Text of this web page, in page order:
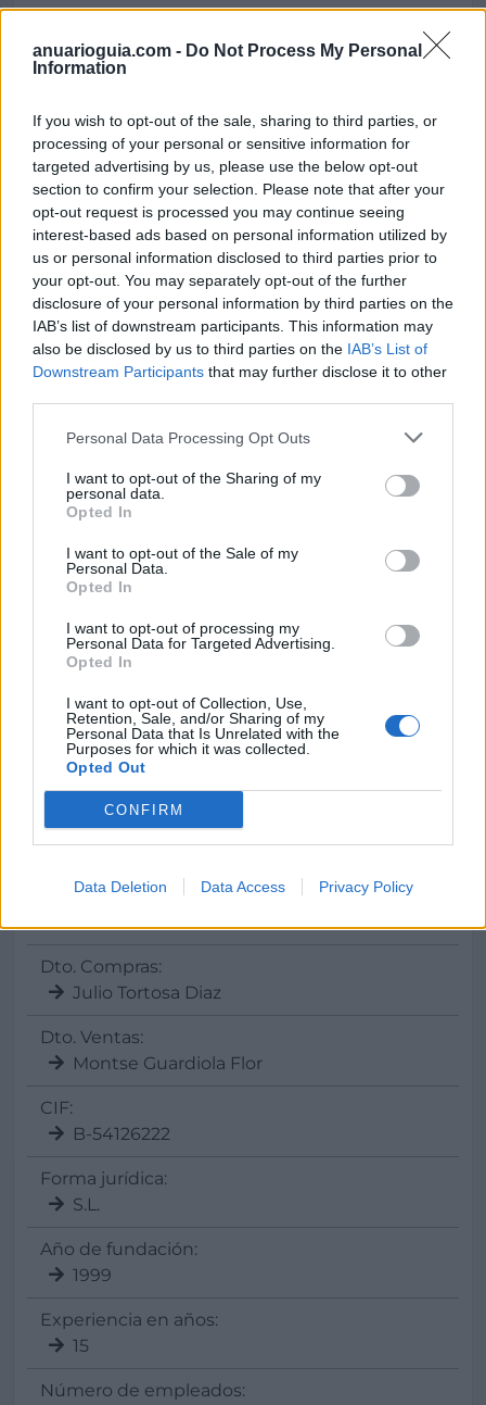
anuarioguia.com - Do Not Process My Personal
Information
If you wish to opt-out of the sale, sharing to third parties, or
processing of your personal or sensitive information for
targeted advertising by us, please use the below opt-out
section to confirm your selection. Please note that after your
opt-out request is processed you may continue seeing
interest-based ads based on personal information utilized by
us or personal information disclosed to third parties prior to
your opt-out. You may separately opt-out of the further
disclosure of your personal information by third parties on the
IAB’s list of downstream participants. This information may
also be disclosed by us to third parties on the IAB’s List of
Downstream Participants that may further disclose it to other
Personal Data Processing Opt Outs
I want to opt-out of the Sharing of my
personal data.
Opted In
I want to opt-out of the Sale of my
Personal Data.
Opted In
I want to opt-out of processing my
Personal Data for Targeted Advertising.
Opted In
I want to opt-out of Collection, Use,
Retention, Sale, and/or Sharing of my
Personal Data that Is Unrelated with the
Purposes for which it was collected.
Opted Out
CONFIRM
Data Deletion Data Access Privacy Policy
Carlos Antón Pastor, 15
03206 Elche (Alicante)
Teléfono
966092020 - 965467798
Fax
965467798
E-mail
Web
Otras direcciones
Elche 35
Delegaciones
Petrer
Datos
Gerente:
José Guardiola Jimnez
Dto. Compras:
Julio Tortosa Diaz
Dto. Ventas:
Montse Guardiola Flor
CIF:
B-54126222
Forma jurídica:
S.L.
Año de fundación:
1999
Experiencia en años:
15
Número de empleados: